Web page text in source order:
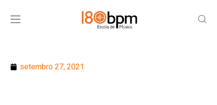
setembro 27, 2021